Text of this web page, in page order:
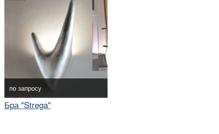
по запросу
Бра "Strega"